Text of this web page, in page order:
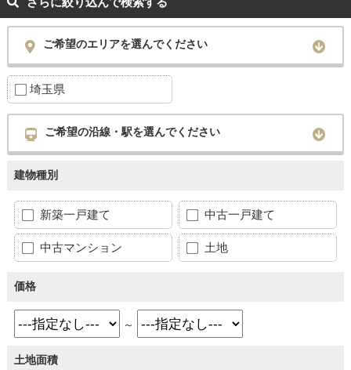
ご希望のエリアを選んでください
埼玉県
ご希望の沿線・駅を選んでください
建物種別
新築一戸建て 中古一戸建て
中古マンション 土地
価格
～
土地面積